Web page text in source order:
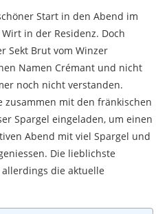
Start in den Abend im
in der Residenz. Doch
Sekt Brut vom Winzer
Namen Crémant und nicht
noch nicht verstanden.
zusammen mit den fränkischen
Spargel eingeladen, um einen
Abend mit viel Spargel und
Die lieblichste
die aktuelle